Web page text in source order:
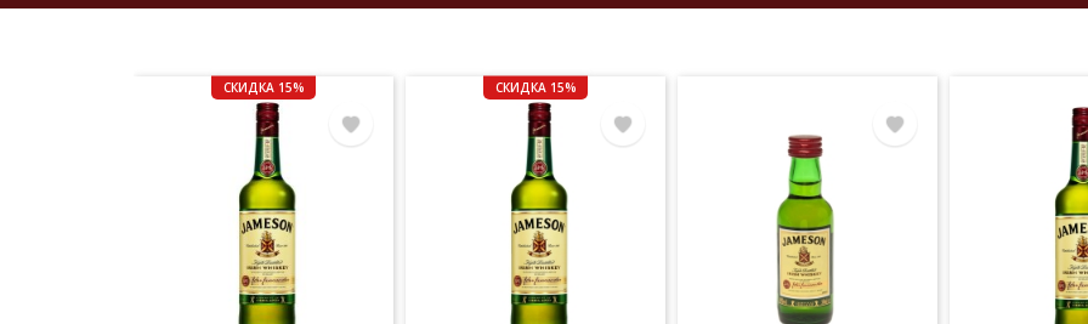
СКИДКА 15% СКИДКА 15%